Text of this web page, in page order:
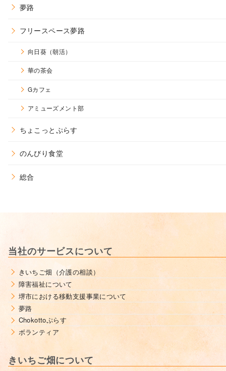
夢路
フリースペース夢路
向日葵（朝活）
華の茶会
Gカフェ
アミューズメント部
ちょこっとぷらす
のんびり食堂
総合
当社のサービスについて
きいちご畑（介護の相談）
障害福祉について
堺市における移動支援事業について
夢路
Chokottoぷらす
ボランティア
きいちご畑について